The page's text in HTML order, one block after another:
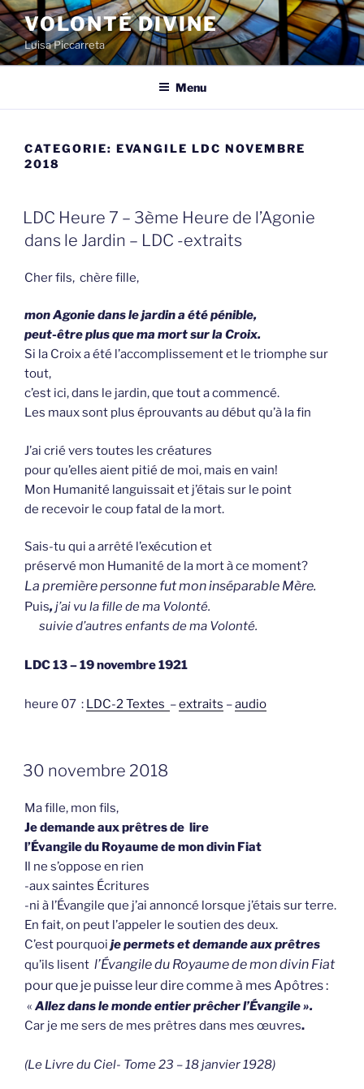
Spring
naar
de
inhoud
VOLONTÉ DIVINE
Luisa Piccarreta
Menu
CATEGORIE: EVANGILE LDC NOVEMBRE
2018
GEPLAATST
OP
LDC Heure 7 – 3ème Heure de l’Agonie
dans le Jardin – LDC -extraits
Cher fils, chère fille,
mon Agonie dans le jardin a été pénible,
peut-être plus que ma mort sur la Croix.
Si la Croix a été l’accomplissement et le triomphe sur
tout,
c’est ici, dans le jardin, que tout a commencé.
Les maux sont plus éprouvants au début qu’à la fin
J’ai crié vers toutes les créatures
pour qu’elles aient pitié de moi, mais en vain!
Mon Humanité languissait et j’étais sur le point
de recevoir le coup fatal de la mort.
Sais-tu qui a arrêté l’exécution et
préservé mon Humanité de la mort à ce moment?
La première personne fut mon inséparable Mère.
Puis,j’ai vu la fille de ma Volonté.
suivied’autres enfants de ma Volonté.
LDC 13 – 19 novembre 1921
heure 07 : LDC-2 Textes –extraits –audio
GEPLAATST
OP
30 novembre 2018
Ma fille, mon fils,
Je demande aux prêtres de lire
l’Évangile du Royaume de mon divin Fiat
Il ne s’oppose en rien
-aux saintes Écritures
-ni à l’Évangile que j’ai annoncé lorsque j’étais sur terre.
En fait, on peut l’appeler le soutien des deux.
C’est pourquoi je permets et demande aux prêtres
qu’ils lisent l’Évangile du Royaume de mon divin Fiat
pour que je puisse leur dire comme à mes Apôtres :
« Allez dans le monde entier prêcher l’Évangile ».
Car je me sers de mes prêtres dans mes œuvres.
(Le Livre du Ciel- Tome 23 – 18 janvier 1928)